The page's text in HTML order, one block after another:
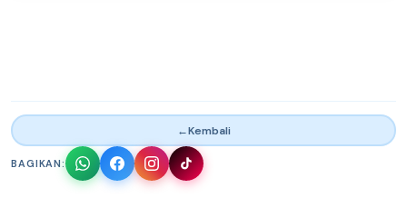
←Kembali
BAGIKAN: